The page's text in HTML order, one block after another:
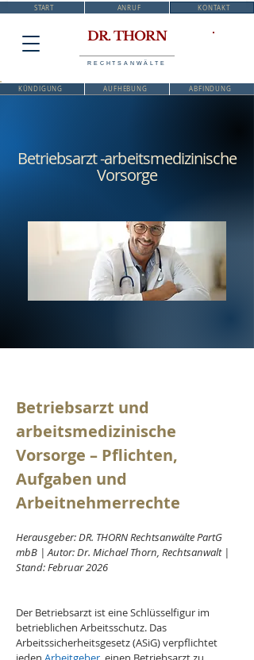
START ANRUF KONTAKT
DR. THORN
RECHTSANWÄLTE
KÜNDIGUNG AUFHEBUNG ABFINDUNG
Betriebsarzt -arbeitsmedizinische
Vorsorge
Betriebsarzt und
arbeitsmedizinische
Vorsorge – Pflichten,
Aufgaben und
Arbeitnehmerrechte
Herausgeber: DR. THORN Rechtsanwälte PartG
mbB | Autor: Dr. Michael Thorn, Rechtsanwalt |
Stand: Februar 2026
Der Betriebsarzt ist eine Schlüsselfigur im
betrieblichen Arbeitsschutz. Das
Arbeitssicherheitsgesetz (ASiG) verpflichtet